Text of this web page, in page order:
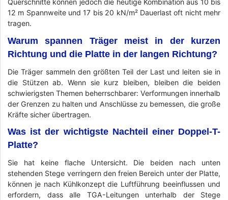
Querschnitte können jedoch die heutige Kombination aus 10 bis
12 m Spannweite und 17 bis 20 kN/m² Dauerlast oft nicht mehr
tragen.
Warum spannen Träger meist in der kurzen
Richtung und die Platte in der langen Richtung?
Die Träger sammeln den größten Teil der Last und leiten sie in
die Stützen ab. Wenn sie kurz bleiben, bleiben die beiden
schwierigsten Themen beherrschbarer: Verformungen innerhalb
der Grenzen zu halten und Anschlüsse zu bemessen, die große
Kräfte sicher übertragen.
Was ist der wichtigste Nachteil einer Doppel-T-
Platte?
Sie hat keine flache Untersicht. Die beiden nach unten
stehenden Stege verringern den freien Bereich unter der Platte,
können je nach Kühlkonzept die Luftführung beeinflussen und
erfordern, dass alle TGA-Leitungen unterhalb der Stege